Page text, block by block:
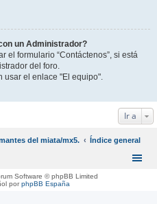
un Administrador?
el formulario “Contáctenos”, si está
del foro.
usar el enlace "El equipo".
Ir a
del miata/mx5. Índice general
Software © phpBB Limited
porphpBB España